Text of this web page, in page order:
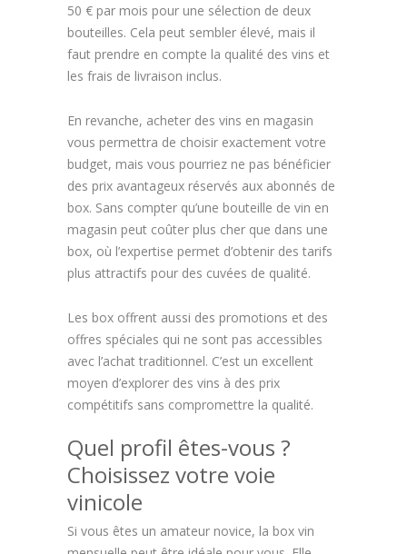
50 € par mois pour une sélection de deux
bouteilles. Cela peut sembler élevé, mais il
faut prendre en compte la qualité des vins et
les frais de livraison inclus.
En revanche, acheter des vins en magasin
vous permettra de choisir exactement votre
budget, mais vous pourriez ne pas bénéficier
des prix avantageux réservés aux abonnés de
box. Sans compter qu’une bouteille de vin en
magasin peut coûter plus cher que dans une
box, où l’expertise permet d’obtenir des tarifs
plus attractifs pour des cuvées de qualité.
Les box offrent aussi des promotions et des
offres spéciales qui ne sont pas accessibles
avec l’achat traditionnel. C’est un excellent
moyen d’explorer des vins à des prix
compétitifs sans compromettre la qualité.
Quel profil êtes-vous ?
Choisissez votre voie
vinicole
Si vous êtes un amateur novice, la box vin